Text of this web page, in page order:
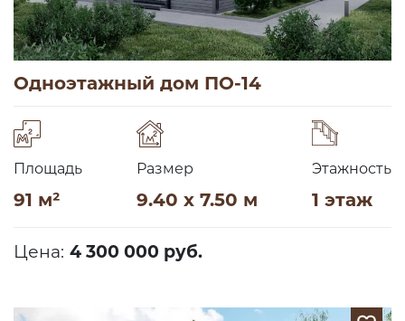
Одноэтажный дом ПО-14
Площадь
91 м²
Размер
9.40 x 7.50 м
Этажность
1 этаж
Цена: 4 300 000 руб.